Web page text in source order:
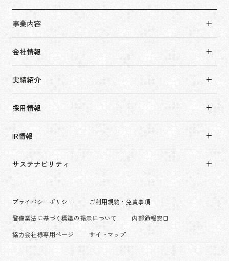
事業内容
会社情報
ソーシャルグッド
会社概要・アクセス
役員構成・組織図
実績紹介
アーバン & リテール
ホスピタリティ
コーポレート
コンベンション & イベント
パブリック
採用情報
キャリア採用
働く環境
IR情報
サステナビリティ
プライバシーポリシー
ご利用規約・免責事項
警備業法に基づく標識の掲示について
内部通報窓口
協力会社様専用ページ
サイトマップ